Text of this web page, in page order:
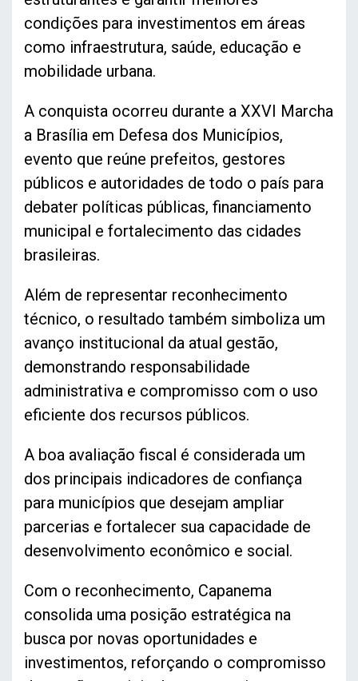
condições para investimentos em áreas
como infraestrutura, saúde, educação e
mobilidade urbana.
A conquista ocorreu durante a XXVI Marcha
a Brasília em Defesa dos Municípios,
evento que reúne prefeitos, gestores
públicos e autoridades de todo o país para
debater políticas públicas, financiamento
municipal e fortalecimento das cidades
brasileiras.
Além de representar reconhecimento
técnico, o resultado também simboliza um
avanço institucional da atual gestão,
demonstrando responsabilidade
administrativa e compromisso com o uso
eficiente dos recursos públicos.
A boa avaliação fiscal é considerada um
dos principais indicadores de confiança
para municípios que desejam ampliar
parcerias e fortalecer sua capacidade de
desenvolvimento econômico e social.
Com o reconhecimento, Capanema
consolida uma posição estratégica na
busca por novas oportunidades e
investimentos, reforçando o compromisso